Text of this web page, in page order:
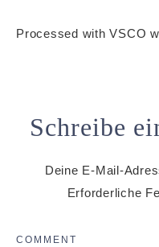
Processed with VSCO
Schreibe
Deine E-Mail-
Erforderliche
COMMENT